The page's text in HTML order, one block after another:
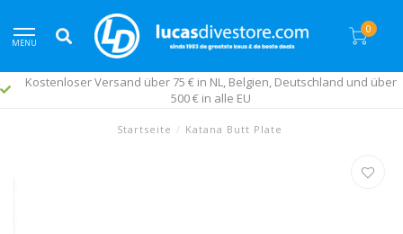
MENU
0
Kostenloser Versand über 75 € in NL, Belgien, Deutschland und über
500 € in alle EU
Startseite / Katana Butt Plate